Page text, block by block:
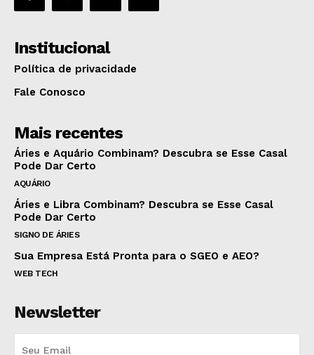
Institucional
Política de privacidade
Fale Conosco
Mais recentes
Áries e Aquário Combinam? Descubra se Esse Casal
Pode Dar Certo
AQUÁRIO
Áries e Libra Combinam? Descubra se Esse Casal
Pode Dar Certo
SIGNO DE ÁRIES
Sua Empresa Está Pronta para o SGEO e AEO?
WEB TECH
Newsletter